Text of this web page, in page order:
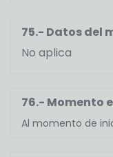
75.- Datos del
No aplica
76.- Momento
Al momento de